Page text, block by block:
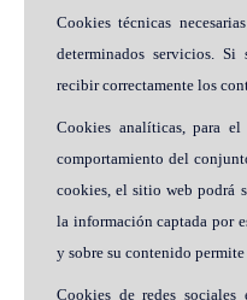
Cookies técnicas
determinados servicios. Si
recibir correctamente los
Cookies analíticas, para
comportamiento del
cookies, el sitio web podrá
la información captada por
y sobre su contenido
Cookies de redes